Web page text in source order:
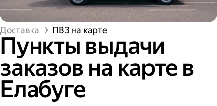
Доставка ПВЗ на карте
Пункты выдачи
заказов на карте в
Елабуге